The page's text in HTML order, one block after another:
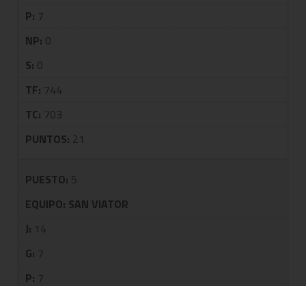
P: 7
NP: 0
S: 0
TF: 744
TC: 703
PUNTOS: 21
PUESTO: 5
EQUIPO: SAN VIATOR
J: 14
G: 7
P: 7